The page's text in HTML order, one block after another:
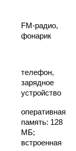
FM-радио,
фонарик
телефон,
зарядное
устройство
оперативная
память: 128
МБ;
встроенная